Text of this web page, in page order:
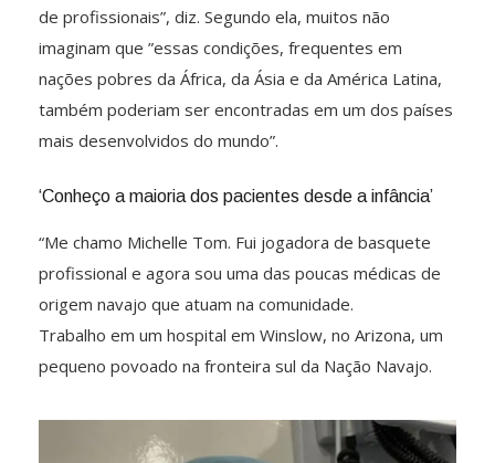
de profissionais”, diz. Segundo ela, muitos não
imaginam que ”essas condições, frequentes em
nações pobres da África, da Ásia e da América Latina,
também poderiam ser encontradas em um dos países
mais desenvolvidos do mundo”.
‘Conheço a maioria dos pacientes desde a infância’
“Me chamo Michelle Tom. Fui jogadora de basquete
profissional e agora sou uma das poucas médicas de
origem navajo que atuam na comunidade.
Trabalho em um hospital em Winslow, no Arizona, um
pequeno povoado na fronteira sul da Nação Navajo.